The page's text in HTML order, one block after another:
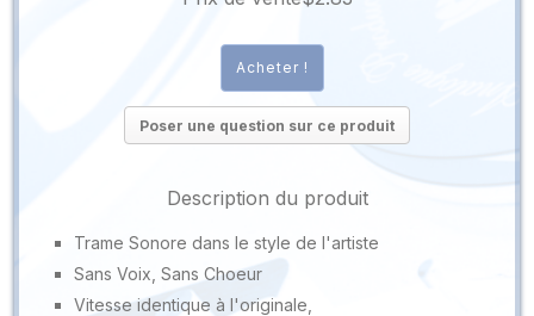
Poser une question sur ce produit
Description du produit
Trame Sonore dans le style de l'artiste
Sans Voix, Sans Choeur
Vitesse identique à l'originale,